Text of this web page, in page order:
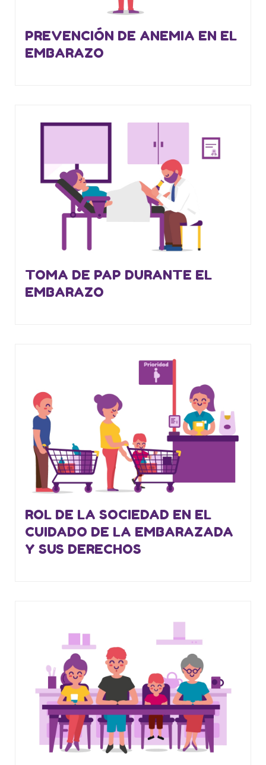
PREVENCIÓN DE ANEMIA EN EL
EMBARAZO
TOMA DE PAP DURANTE EL
EMBARAZO
ROL DE LA SOCIEDAD EN EL
CUIDADO DE LA EMBARAZADA
Y SUS DERECHOS